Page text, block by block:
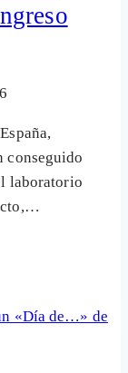
conseguido
laboratorio